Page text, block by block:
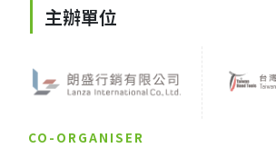
主辦單位
CO-ORGANISER